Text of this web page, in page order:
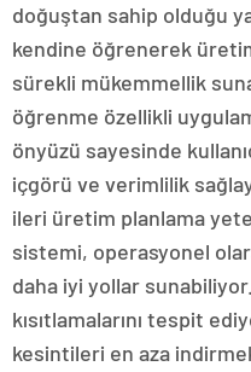
doğuştan sahip olduğu
kendine öğrenerek
sürekli mükemmellik
öğrenme özellikli
önyüzü sayesinde
içgörü ve verimlilik
ileri üretim planlama
sistemi, operasyonel
daha iyi yollar
kısıtlamalarını tespit
kesintileri en aza